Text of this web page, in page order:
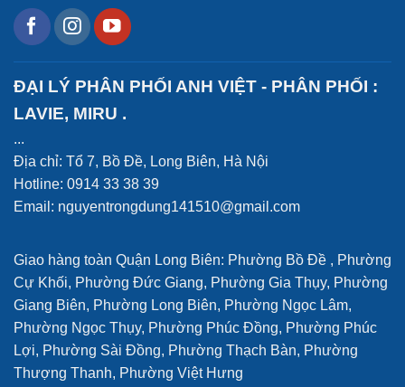
ĐẠI LÝ PHÂN PHỐI ANH VIỆT - PHÂN PHỐI :
LAVIE, MIRU .
...
Địa chỉ: Tổ 7, Bồ Đề, Long Biên, Hà Nội
Hotline: 0914 33 38 39
Email: nguyentrongdung141510@gmail.com
Giao hàng toàn Quận Long Biên: Phường Bồ Đề , Phường
Cự Khối, Phường Đức Giang, Phường Gia Thụy, Phường
Giang Biên, Phường Long Biên, Phường Ngọc Lâm,
Phường Ngọc Thụy, Phường Phúc Đồng, Phường Phúc
Lợi, Phường Sài Đồng, Phường Thạch Bàn, Phường
Thượng Thanh, Phường Việt Hưng